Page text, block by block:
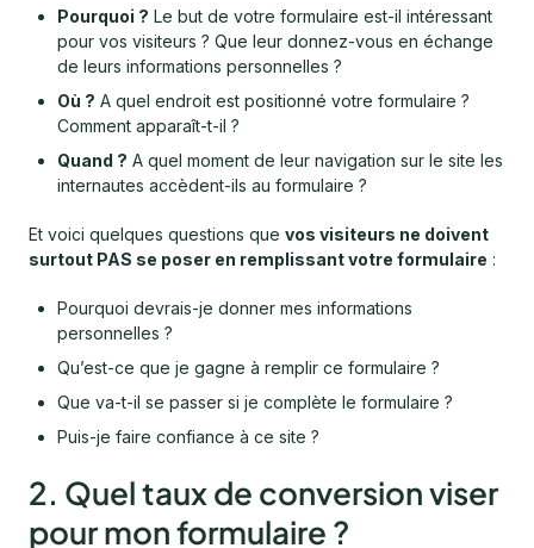
Pourquoi ? Le but de votre formulaire est-il intéressant
pour vos visiteurs ? Que leur donnez-vous en échange
de leurs informations personnelles ?
Où ? A quel endroit est positionné votre formulaire ?
Comment apparaît-t-il ?
Quand ? A quel moment de leur navigation sur le site les
internautes accèdent-ils au formulaire ?
Et voici quelques questions que vos visiteurs ne doivent
surtout PAS se poser en remplissant votre formulaire :
Pourquoi devrais-je donner mes informations
personnelles ?
Qu’est-ce que je gagne à remplir ce formulaire ?
Que va-t-il se passer si je complète le formulaire ?
Puis-je faire confiance à ce site ?
2. Quel taux de conversion viser
pour mon formulaire ?